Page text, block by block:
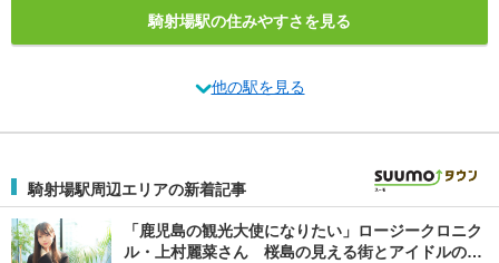
騎射場駅の住みやすさを見る
他の駅を見る
騎射場駅周辺エリアの新着記事
「鹿児島の観光大使になりたい」ロージークロニク
ル・上村麗菜さん 桜島の見える街とアイドルの原